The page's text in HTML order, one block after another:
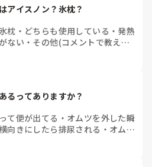
間で共有し、「どこから漏れている
を考えていました。
いですが、オムツやパッドの種類、
しずつ見直していくことで改善した
アイスノン？氷枕？
枕 ・ どちらも使用している ・ 発熱
ない ・ その他(コメントで教えて
るってありますか？
て便が出てる ・ オムツを外した瞬
向きにしたら排尿される ・ オムツ